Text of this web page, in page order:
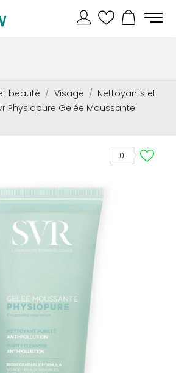
beauté Visage
Nettoyants et
Physiopure Gelée Moussante
0